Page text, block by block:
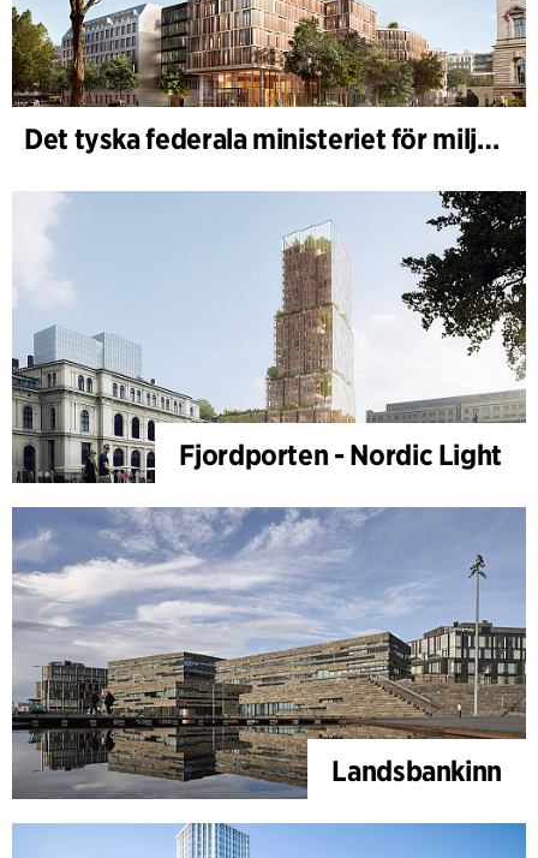
Det tyska federala ministeriet för miljö - BMUKN
Fjordporten - Nordic Light
Landsbankinn